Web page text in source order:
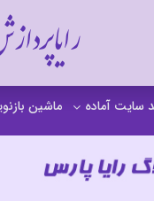
سایت آماده
سایت گردشگری
ماشین